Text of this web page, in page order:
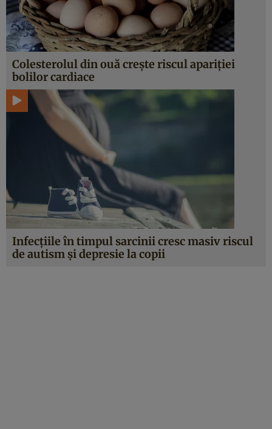
Colesterolul din ouă creşte riscul apariţiei
bolilor cardiace
Infecţiile în timpul sarcinii cresc masiv riscul
de autism şi depresie la copii